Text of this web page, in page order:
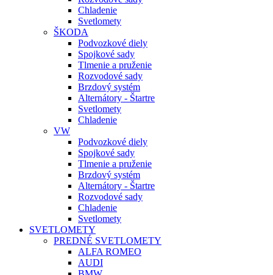
Chladenie
Svetlomety
ŠKODA
Podvozkové diely
Spojkové sady
Tlmenie a pruženie
Rozvodové sady
Brzdový systém
Alternátory - Štartre
Svetlomety
Chladenie
VW
Podvozkové diely
Spojkové sady
Tlmenie a pruženie
Brzdový systém
Alternátory - Štartre
Rozvodové sady
Chladenie
Svetlomety
SVETLOMETY
PREDNÉ SVETLOMETY
ALFA ROMEO
AUDI